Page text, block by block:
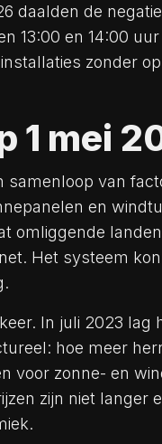
daalden de
13:00 en 14:00
zonder
1 mei
samenloop van
en
omliggende
Het systeem
In juli 2023
hoe meer
voor zonne- en
zijn niet langer